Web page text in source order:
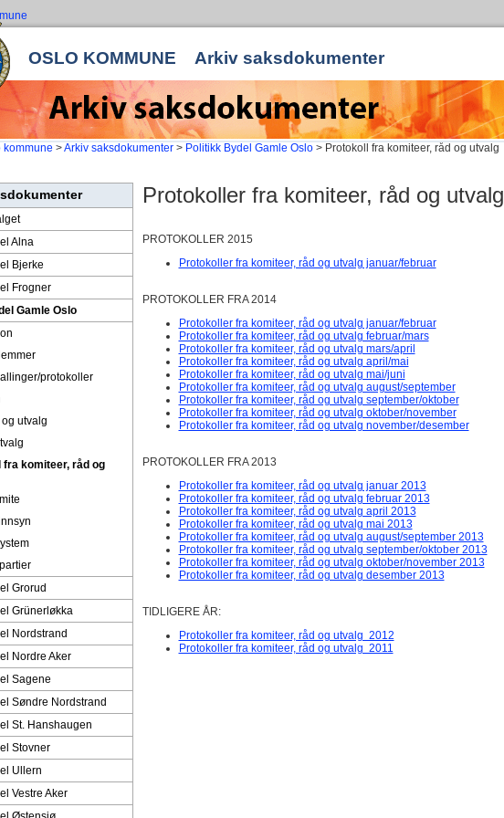
OSLO KOMMUNE Arkiv saksdokumenter
kommune >Arkiv saksdokumenter> Politikk Bydel Gamle Oslo> Protokoll fra komiteer, råd og utvalg
Alna
Bjerke
Frogner
Gamle Oslo
protokoller
utvalg
fra komiteer, råd og
Grorud
Grünerløkka
Nordstrand
Nordre Aker
Sagene
Søndre Nordstrand
St. Hanshaugen
Stovner
Ullern
Vestre Aker
Protokoller fra komiteer, råd og utvalg
PROTOKOLLER 2015
Protokoller fra komiteer, råd og utvalg januar/februar
PROTOKOLLER FRA 2014
Protokoller fra komiteer, råd og utvalg januar/februar
Protokoller fra komiteer, råd og utvalg februar/mars
Protokoller fra komiteer, råd og utvalg mars/april
Protokoller fra komiteer, råd og utvalg april/mai
Protokoller fra komiteer, råd og utvalg mai/juni
Protokoller fra komiteer, råd og utvalg august/september
Protokoller fra komiteer, råd og utvalg september/oktober
Protokoller fra komiteer, råd og utvalg oktober/november
Protokoller fra komiteer, råd og utvalg november/desember
PROTOKOLLER FRA 2013
Protokoller fra komiteer, råd og utvalg januar 2013
Protokoller fra komiteer, råd og utvalg februar 2013
Protokoller fra komiteer, råd og utvalg april 2013
Protokoller fra komiteer, råd og utvalg mai 2013
Protokoller fra komiteer, råd og utvalg august/september 2013
Protokoller fra komiteer, råd og utvalg september/oktober 2013
Protokoller fra komiteer, råd og utvalg oktober/november 2013
Protokoller fra komiteer, råd og utvalg desember 2013
TIDLIGERE ÅR:
Protokoller fra komiteer, råd og utvalg 2012
Protokoller fra komiteer, råd og utvalg 2011